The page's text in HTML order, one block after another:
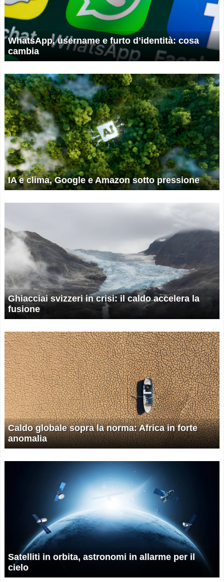
WhatsApp, username e furto d’identità: cosa
cambia
IA e clima, Google e Amazon sotto pressione
Ghiacciai svizzeri in crisi: il caldo accelera la
fusione
Caldo globale sopra la norma: Africa in forte
anomalia
Satelliti in orbita, astronomi in allarme per il
cielo